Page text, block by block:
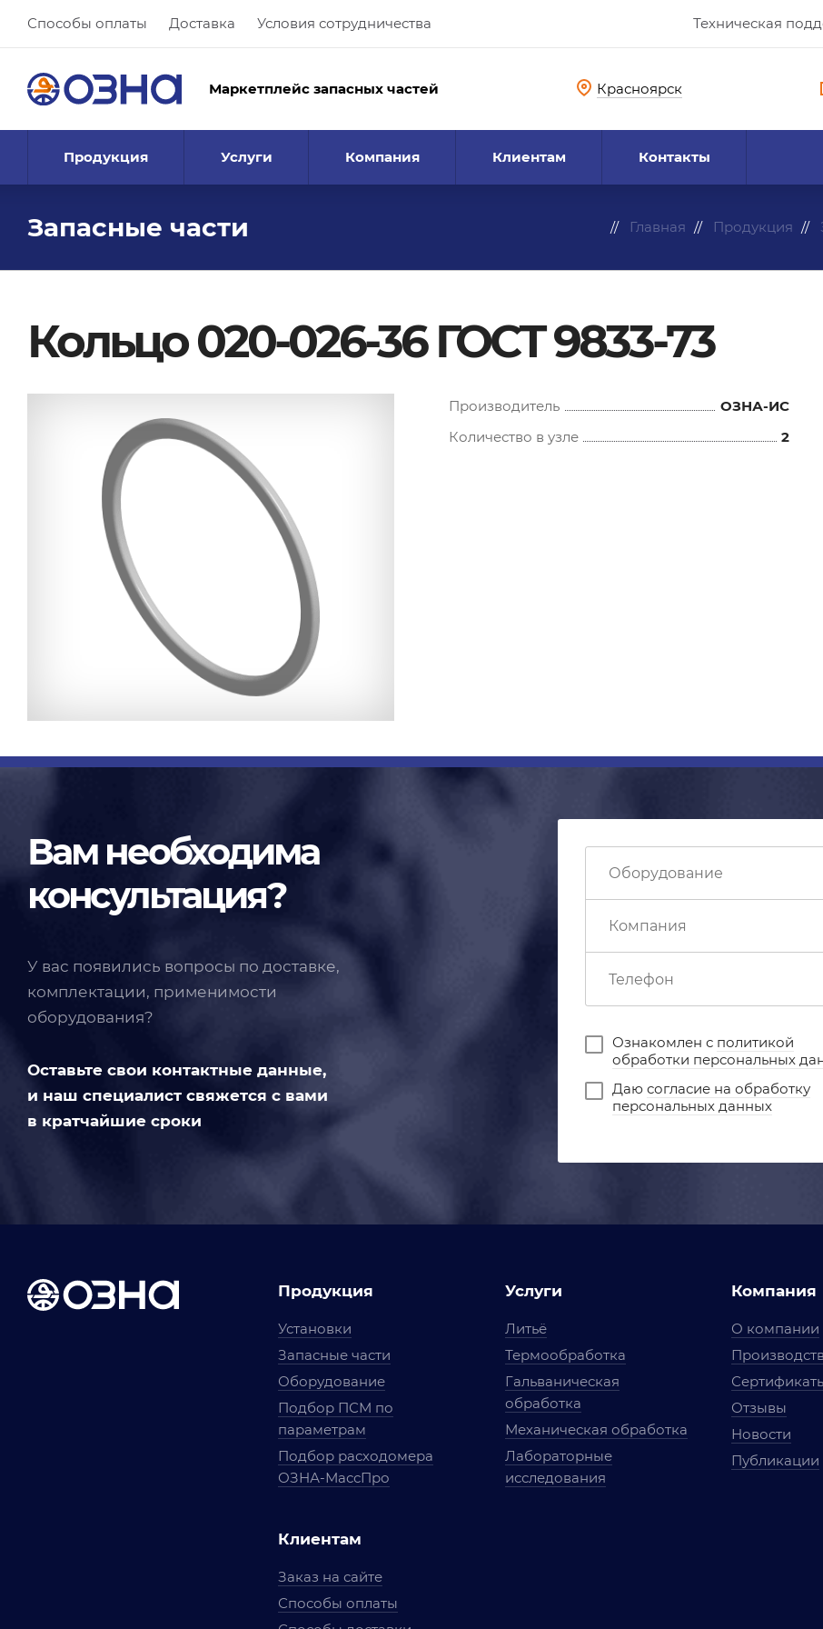
Способы оплаты Доставка Условия сотрудничества Техническая
Маркетплейс запасных частей Красноярск
Продукция Услуги Компания Клиентам Контакты
Запасные части Главная Продукция
Кольцо 020-026-36 ГОСТ 9833-73
Производитель
ОЗНА-ИС
Количество в узле
2
Вам необходима
консультация?
У вас появились вопросы по доставке,
комплектации, применимости
оборудования?
Оставьте свои контактные данные,
и наш специалист свяжется с вами
в кратчайшие сроки
Ознакомлен с политикой
обработки персональных
Даю согласие на обработку
персональных данных
Продукция
Установки
Запасные части
Оборудование
Подбор ПСМ по
параметрам
Подбор расходомера
ОЗНА-МассПро
Клиентам
Заказ на сайте
Способы оплаты
Услуги
Литьё
Термообработка
Гальваническая
обработка
Механическая обработка
Лабораторные
исследования
Компания
О компании
Отзывы
Новости
Публикации